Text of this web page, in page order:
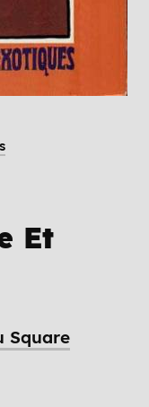
Et
Square